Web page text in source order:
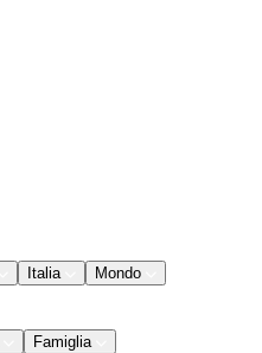
Italia
Mondo
Famiglia